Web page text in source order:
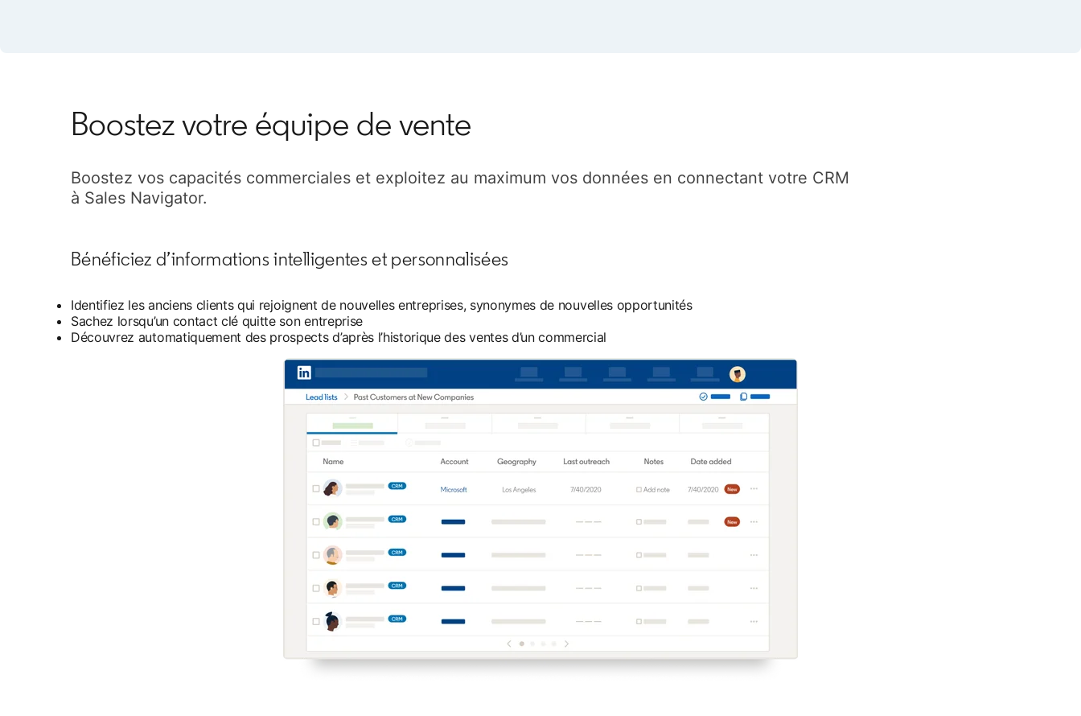
Boostez votre équipe de vente
Boostez vos capacités commerciales et exploitez au maximum vos données en connectant votre CRM
à Sales Navigator.
Bénéficiez d’informations intelligentes et personnalisées
Identifiez les anciens clients qui rejoignent de nouvelles entreprises, synonymes de nouvelles opportunités
Sachez lorsqu’un contact clé quitte son entreprise
Découvrez automatiquement des prospects d’après l’historique des ventes d’un commercial